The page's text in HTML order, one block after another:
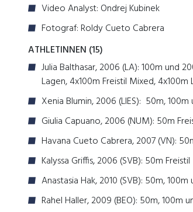
Video Analyst: Ondrej Kubinek
Fotograf: Roldy Cueto Cabrera
ATHLETINNEN (15)
Julia Balthasar, 2006 (LA): 100m und
Lagen, 4x100m Freistil Mixed,
Xenia Blumin, 2006 (LIES): 50m,
Giulia Capuano, 2006 (NUM): 50m
Havana Cueto Cabrera, 2007 (VN):
Kalyssa Griffis, 2006 (SVB): 50m Freistil
Anastasia Hak, 2010 (SVB): 50m,
Rahel Haller, 2009 (BEO): 50m, 100m